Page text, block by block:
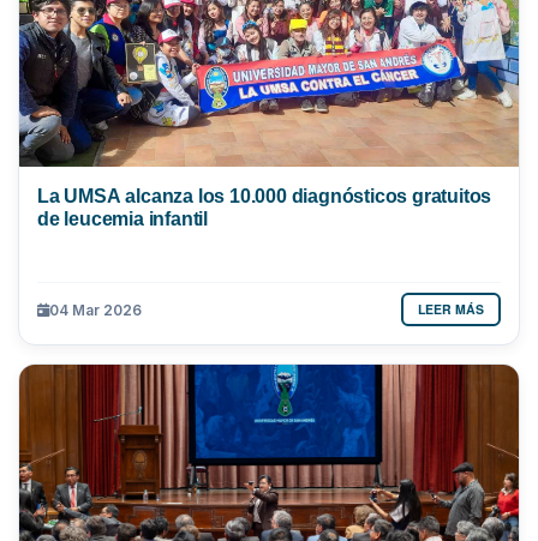
La UMSA alcanza los 10.000 diagnósticos gratuitos
de leucemia infantil
04 Mar 2026 LEER MÁS